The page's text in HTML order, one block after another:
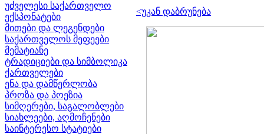
უძველესი საქართველო
ექსპონატები
მითები და ლეგენდები
საქართველოს მეფეები
მემატიანე
ტრადიციები და სიმბოლიკა
ქართველები
ენა და დამწერლობა
პროზა და პოეზია
სიმღერები, საგალობლები
სიახლეები, აღმოჩენები
საინტერესო სტატიები
<უკან დაბრუნება